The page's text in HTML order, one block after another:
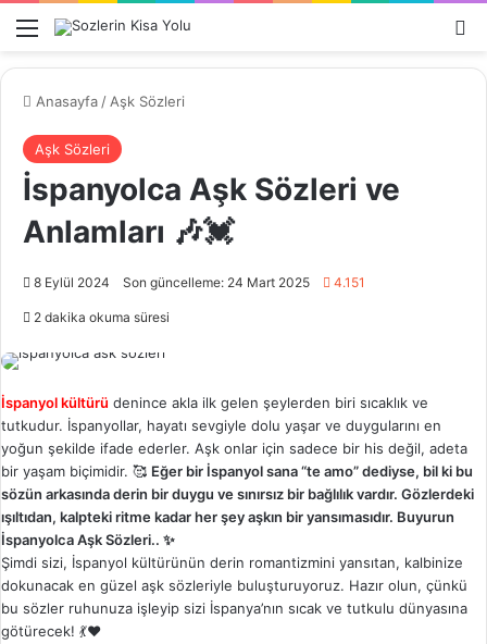
Menü
Anasayfa / Aşk Sözleri
Aşk Sözleri
İspanyolca Aşk Sözleri ve
Anlamları 🎶💓
8 Eylül 2024 Son güncelleme: 24 Mart 2025 4.151
2 dakika okuma süresi
İspanyol kültürü denince akla ilk gelen şeylerden biri sıcaklık ve
tutkudur. İspanyollar, hayatı sevgiyle dolu yaşar ve duygularını en
yoğun şekilde ifade ederler. Aşk onlar için sadece bir his değil, adeta
bir yaşam biçimidir. 🥰 Eğer bir İspanyol sana “te amo” dediyse, bil ki bu
sözün arkasında derin bir duygu ve sınırsız bir bağlılık vardır. Gözlerdeki
ışıltıdan, kalpteki ritme kadar her şey aşkın bir yansımasıdır. Buyurun
İspanyolca Aşk Sözleri.. ✨
Şimdi sizi, İspanyol kültürünün derin romantizmini yansıtan, kalbinize
dokunacak en güzel aşk sözleriyle buluşturuyoruz. Hazır olun, çünkü
bu sözler ruhunuza işleyip sizi İspanya’nın sıcak ve tutkulu dünyasına
götürecek! 💃❤️